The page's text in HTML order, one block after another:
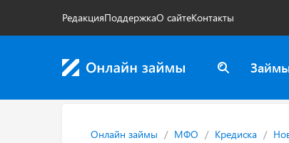
РедакцияПоддержкаО сайтеКонтакты
Онлайн займы МФО Кредиска